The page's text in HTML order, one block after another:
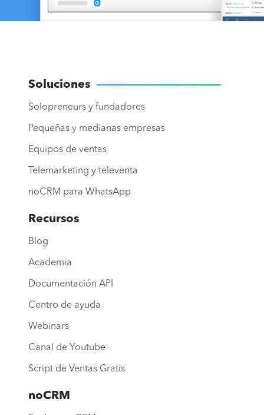
Soluciones
Solopreneurs y fundadores
Pequeñas y medianas empresas
Equipos de ventas
Telemarketing y televenta
noCRM para WhatsApp
Recursos
Blog
Academia
Documentación API
Centro de ayuda
Webinars
Canal de Youtube
Script de Ventas Gratis
noCRM